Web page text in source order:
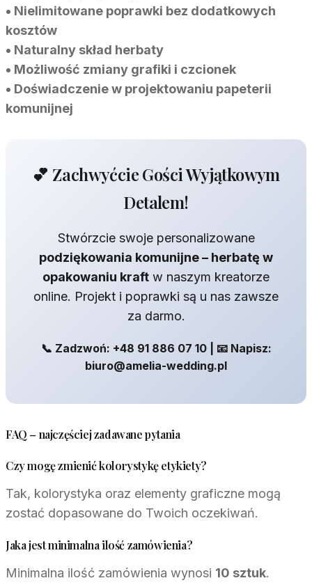
• Nielimitowane poprawki bez dodatkowych
kosztów
• Naturalny skład herbaty
• Możliwość zmiany grafiki i czcionek
• Doświadczenie w projektowaniu papeterii
komunijnej
💕 Zachwyćcie Gości Wyjątkowym
Detalem!
Stwórzcie swoje personalizowane
podziękowania komunijne – herbatę w
opakowaniu kraft w naszym kreatorze
online. Projekt i poprawki są u nas zawsze
za darmo.
📞 Zadzwoń: +48 91 886 07 10 | 📧 Napisz:
biuro@amelia-wedding.pl
FAQ – najczęściej zadawane pytania
Czy mogę zmienić kolorystykę etykiety?
Tak, kolorystyka oraz elementy graficzne mogą
zostać dopasowane do Twoich oczekiwań.
Jaka jest minimalna ilość zamówienia?
Minimalna ilość zamówienia wynosi 10 sztuk.